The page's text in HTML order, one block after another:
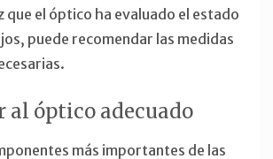
que el óptico ha evaluado el estado
puede recomendar las medidas
al óptico adecuado
más importantes de las